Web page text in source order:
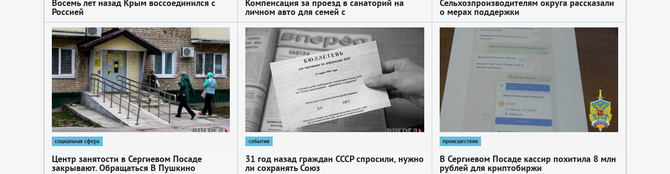
Восемь лет назад Крым воссоединился с
Россией
Компенсация за проезд в санаторий на
личном авто для семей с
детьми‑инвалидами
Сельхозпроизводителям округа рассказали
о мерах поддержки
1
социальная сфера
Центр занятости в Сергиевом Посаде
закрывают. Обращаться В Пушкино
1
события
31 год назад граждан СССР спросили, нужно
ли сохранять Союз
происшествия
В Сергиевом Посаде кассир похитила 8 млн
рублей для криптобиржи